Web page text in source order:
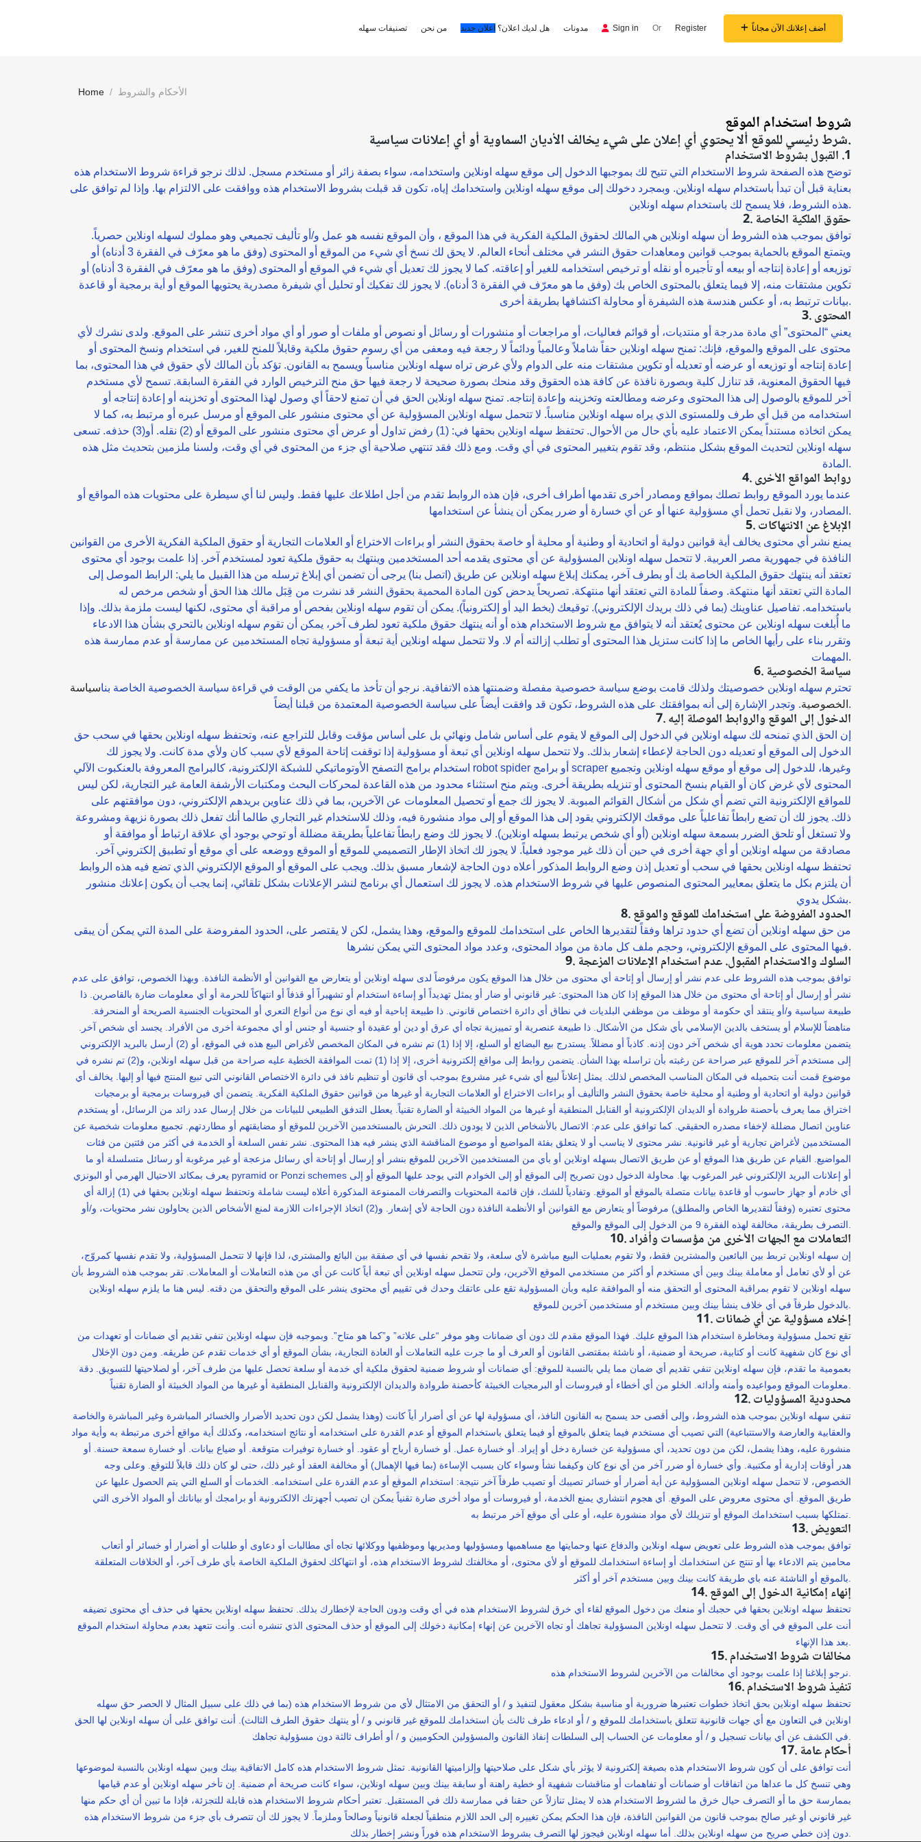
تصنيفات سهله من نحن هل لديك اعلان؟ اعلان جديد مدونات Sign in Or Register أضف إعلانك الآن مجاناً
Home الأحكام والشروط
شروط استخدام الموقع
شرط رئيسي للموقع ألا يحتوي أي إعلان على شيء يخالف الأديان السماوية أو أي إعلانات سياسية.
1. القبول بشروط الاستخدام
توضح هذه الصفحة شروط الاستخدام التي تتيح لك بموجبها الدخول إلى موقع سهله اونلاين واستخدامه، سواء بصفة زائر أو مستخدم مسجل. لذلك نرجو قراءة شروط الاستخدام هذه
بعناية قبل أن تبدأ باستخدام سهله اونلاين. وبمجرد دخولك إلى موقع سهله اونلاين واستخدامك إياه، تكون قد قبلت بشروط الاستخدام هذه ووافقت على الالتزام بها. وإذا لم توافق على
هذه الشروط، فلا يسمح لك باستخدام سهله اونلاين.
2. حقوق الملكية الخاصة
توافق بموجب هذه الشروط أن سهله اونلاين هي المالك لحقوق الملكية الفكرية في هذا الموقع ، وأن الموقع نفسه هو عمل و/أو تأليف تجميعي وهو مملوك لسهله اونلاين حصرياً.
ويتمتع الموقع بالحماية بموجب قوانين ومعاهدات حقوق النشر في مختلف أنحاء العالم. لا يحق لك نسخ أي شيء من الموقع أو المحتوى (وفق ما هو معرّف في الفقرة 3 أدناه) أو
توزيعه أو إعادة إنتاجه أو بيعه أو تأجيره أو نقله أو ترخيص استخدامه للغير أو إعاقته. كما لا يجوز لك تعديل أي شيء في الموقع أو المحتوى (وفق ما هو معرّف في الفقرة 3 أدناه) أو
تكوين مشتقات منه، إلا فيما يتعلق بالمحتوى الخاص بك (وفق ما هو معرّف في الفقرة 3 أدناه). لا يجوز لك تفكيك أو تحليل أي شيفرة مصدرية يحتويها الموقع أو أية برمجية أو قاعدة
بيانات ترتبط به، أو عكس هندسة هذه الشيفرة أو محاولة اكتشافها بطريقة أخرى.
3. المحتوى
يعني “المحتوى” أي مادة مدرجة أو منتديات، أو قوائم فعاليات، أو مراجعات أو منشورات أو رسائل أو نصوص أو ملفات أو صور أو أي مواد أخرى تنشر على الموقع. ولدى نشرك لأي
محتوى على الموقع والموقع، فإنك: تمنح سهله اونلاين حقاً شاملاً وعالمياً ودائماً لا رجعة فيه ومعفى من أي رسوم حقوق ملكية وقابلاً للمنح للغير، في استخدام ونسخ المحتوى أو
إعادة إنتاجه أو توزيعه أو عرضه أو تعديله أو تكوين مشتقات منه على الدوام ولأي غرض تراه سهله اونلاين مناسباً ويسمح به القانون. تؤكد بأن المالك لأي حقوق في هذا المحتوى، بما
فيها الحقوق المعنوية، قد تنازل كلية وبصورة نافذة عن كافة هذه الحقوق وقد منحك بصورة صحيحة لا رجعة فيها حق منح الترخيص الوارد في الفقرة السابقة. تسمح لأي مستخدم
آخر للموقع بالوصول إلى هذا المحتوى وعرضه ومطالعته وتخزينه وإعادة إنتاجه. تمنح سهله اونلاين الحق في أن تمنع لاحقاً أي وصول لهذا المحتوى أو تخزينه أو إعادة إنتاجه أو
استخدامه من قبل أي طرف وللمستوى الذي يراه سهله اونلاين مناسباً. لا تتحمل سهله اونلاين المسؤولية عن أي محتوى منشور على الموقع أو مرسل عبره أو مرتبط به، كما لا
يمكن اتخاذه مستنداً يمكن الاعتماد عليه بأي حال من الأحوال. تحتفظ سهله اونلاين بحقها في: (1) رفض تداول أو عرض أي محتوى منشور على الموقع أو (2) نقله. أو(3) حذفه. تسعى
سهله اونلاين لتحديث الموقع بشكل منتظم، وقد تقوم بتغيير المحتوى في أي وقت. ومع ذلك فقد تنتهي صلاحية أي جزء من المحتوى في أي وقت، ولسنا ملزمين بتحديث مثل هذه
المادة.
4. روابط المواقع الأخرى
عندما يورد الموقع روابط تصلك بمواقع ومصادر أخرى تقدمها أطراف أخرى، فإن هذه الروابط تقدم من أجل اطلاعك عليها فقط. وليس لنا أي سيطرة على محتويات هذه المواقع أو
المصادر، ولا نقبل تحمل أي مسؤولية عنها أو عن أي خسارة أو ضرر يمكن أن ينشأ عن استخدامها.
5. الإبلاغ عن الانتهاكات
يمنع نشر أي محتوى يخالف أية قوانين دولية أو اتحادية أو وطنية أو محلية أو خاصة بحقوق النشر أو براءات الاختراع أو العلامات التجارية أو حقوق الملكية الفكرية الأخرى من القوانين
النافذة في جمهورية مصر العربية. لا تتحمل سهله اونلاين المسؤولية عن أي محتوى يقدمه أحد المستخدمين وينتهك به حقوق ملكية تعود لمستخدم آخر. إذا علمت بوجود أي محتوى
تعتقد أنه ينتهك حقوق الملكية الخاصة بك أو بطرف آخر، يمكنك إبلاغ سهله اونلاين عن طريق (اتصل بنا) يرجى أن تضمن أي إبلاغ ترسله من هذا القبيل ما يلي: الرابط الموصل إلى
المادة التي تعتقد أنها منتهكة. وصفاً للمادة التي تعتقد أنها منتهكة. تصريحاً يدحض كون المادة المحمية بحقوق النشر قد نشرت من قِبَل مالك هذا الحق أو شخص مرخص له
باستخدامه. تفاصيل عناوينك (بما في ذلك بريدك الإلكتروني). توقيعك (بخط اليد أو إلكترونياً). يمكن أن تقوم سهله اونلاين بفحص أو مراقبة أي محتوى، لكنها ليست ملزمة بذلك. وإذا
ما أُبلغت سهله اونلاين عن محتوى يُعتقد أنه لا يتوافق مع شروط الاستخدام هذه أو أنه ينتهك حقوق ملكية تعود لطرف آخر، يمكن أن تقوم سهله اونلاين بالتحري بشأن هذا الادعاء
وتقرر بناء على رأيها الخاص ما إذا كانت ستزيل هذا المحتوى أو تطلب إزالته أم لا. ولا تتحمل سهله اونلاين أية تبعة أو مسؤولية تجاه المستخدمين عن ممارسة أو عدم ممارسة هذه
المهمات.
6. سياسة الخصوصية
تحترم سهله اونلاين خصوصيتك ولذلك قامت بوضع سياسة خصوصية مفصلة وضمنتها هذه الاتفاقية. نرجو أن تأخذ ما يكفي من الوقت في قراءة سياسة الخصوصية الخاصة بناسياسة
الخصوصية . وتجدر الإشارة إلى أنه بموافقتك على هذه الشروط، تكون قد وافقت أيضاً على سياسة الخصوصية المعتمدة من قبلنا أيضاً.
7. الدخول إلى الموقع والروابط الموصلة إليه
إن الحق الذي تمنحه لك سهله اونلاين في الدخول إلى الموقع لا يقوم على أساس شامل ونهائي بل على أساس مؤقت وقابل للتراجع عنه، وتحتفظ سهله اونلاين بحقها في سحب حق
الدخول إلى الموقع أو تعديله دون الحاجة لإعطاء إشعار بذلك. ولا تتحمل سهله اونلاين أي تبعة أو مسؤولية إذا توقفت إتاحة الموقع لأي سبب كان ولأي مدة كانت. ولا يجوز لك
استخدام برامج التصفح الأوتوماتيكي للشبكة الإلكترونية، كالبرامج المعروفة بالعنكبوت الآلي robot spider أو برامج scraper وغيرها، للدخول إلى موقع أو موقع سهله اونلاين وتجميع
المحتوى لأي غرض كان أو القيام بنسخ المحتوى أو تنزيله بطريقة أخرى. ويتم منح استثناء محدود من هذه القاعدة لمحركات البحث ومكتبات الأرشفة العامة غير التجارية، لكن ليس
للمواقع الإلكترونية التي تضم أي شكل من أشكال القوائم المبوبة. لا يجوز لك جمع أو تحصيل المعلومات عن الآخرين، بما في ذلك عناوين بريدهم الإلكتروني، دون موافقتهم على
ذلك. يجوز لك أن تضع رابطاً تفاعلياً على موقعك الإلكتروني يقود إلى هذا الموقع أو إلى مواد منشورة فيه، وذلك للاستخدام غير التجاري طالما أنك تفعل ذلك بصورة نزيهة ومشروعة
ولا تستغل أو تلحق الضرر بسمعة سهله اونلاين (أو أي شخص يرتبط بسهله اونلاين). لا يجوز لك وضع رابطاً تفاعلياً بطريقة مضللة أو توحي بوجود أي علاقة ارتباط أو موافقة أو
مصادقة من سهله اونلاين أو أي جهة أخرى في حين أن ذلك غير موجود فعلياً. لا يجوز لك اتخاذ الإطار التصميمي للموقع أو الموقع ووضعه على أي موقع أو تطبيق إلكتروني آخر.
تحتفظ سهله اونلاين بحقها في سحب أو تعديل إذن وضع الروابط المذكور أعلاه دون الحاجة لإشعار مسبق بذلك. ويجب على الموقع أو الموقع الإلكتروني الذي تضع فيه هذه الروابط
أن يلتزم بكل ما يتعلق بمعايير المحتوى المنصوص عليها في شروط الاستخدام هذه. لا يجوز لك استعمال أي برنامج لنشر الإعلانات بشكل تلقائي، إنما يجب أن يكون إعلانك منشور
بشكل يدوي.
8. الحدود المفروضة على استخدامك للموقع والموقع
من حق سهله اونلاين أن تضع أي حدود تراها وفقاً لتقديرها الخاص على استخدامك للموقع والموقع، وهذا يشمل، لكن لا يقتصر على، الحدود المفروضة على المدة التي يمكن أن يبقى
فيها المحتوى على الموقع الإلكتروني، وحجم ملف كل مادة من مواد المحتوى، وعدد مواد المحتوى التي يمكن نشرها.
9. السلوك والاستخدام المقبول. عدم استخدام الإعلانات المزعجة
توافق بموجب هذه الشروط على عدم نشر أو إرسال أو إتاحة أي محتوى من خلال هذا الموقع يكون مرفوضاً لدى سهله اونلاين أو يتعارض مع القوانين أو الأنظمة النافذة. وبهذا الخصوص، توافق على عدم
نشر أو إرسال أو إتاحة أي محتوى من خلال هذا الموقع إذا كان هذا المحتوى: غير قانوني أو ضار أو يمثل تهديداً أو إساءة استخدام أو تشهيراً أو قذفاً أو انتهاكاً للحرمة أو أي معلومات ضارة بالقاصرين. ذا
طبيعة سياسية و/أو ينتقد أي حكومة أو موظف من موظفي البلديات في نطاق أي دائرة اختصاص قانوني. ذا طبيعة إباحية أو فيه أي نوع من أنواع التعري أو المحتويات الجنسية الصريحة أو المنحرفة.
مناهضاً للإسلام أو يستخف بالدين الإسلامي بأي شكل من الأشكال. ذا طبيعة عنصرية أو تمييزية تجاه أي عرق أو دين أو عقيدة أو جنسية أو جنس أو أي مجموعة أخرى من الأفراد. يجسد أي شخص آخر.
يتضمن معلومات تحدد هوية أي شخص آخر دون إذنه. كاذباً أو مضللاً. يستدرج بيع البضائع أو السلع، إلا إذا (1) تم نشره في المكان المخصص لأغراض البيع هذه في الموقع، أو (2) أرسل بالبريد الإلكتروني
إلى مستخدم آخر للموقع عبر صراحة عن رغبته بأن تراسله بهذا الشأن. يتضمن روابط إلى مواقع إلكترونية أخرى، إلا إذا (1) تمت الموافقة الخطية عليه صراحة من قبل سهله اونلاين، و(2) تم نشره في
موضوع قمت أنت بتحميله في المكان المناسب المخصص لذلك. يمثل إعلاناً لبيع أي شيء غير مشروع بموجب أي قانون أو تنظيم نافذ في دائرة الاختصاص القانوني التي تبيع المنتج فيها أو إليها. يخالف أي
قوانين دولية أو اتحادية أو وطنية أو محلية خاصة بحقوق النشر والتأليف أو براءات الاختراع أو العلامات التجارية أو غيرها من قوانين حقوق الملكية الفكرية. يتضمن أي فيروسات برمجية أو برمجيات
اختراق مما يعرف بأحصنة طروادة أو الديدان الإلكترونية أو القنابل المنطقية أو غيرها من المواد الخبيثة أو الضارة تقنياً. يعطل التدفق الطبيعي للبيانات من خلال إرسال عدد زائد من الرسائل، أو يستخدم
عناوين اتصال مضللة لإخفاء مصدره الحقيقي. كما توافق على عدم: الاتصال بالأشخاص الذين لا يودون ذلك. التحرش بالمستخدمين الآخرين للموقع أو مضايقتهم أو مطاردتهم. تجميع معلومات شخصية عن
المستخدمين لأغراض تجارية أو غير قانونية. نشر محتوى لا يناسب أو لا يتعلق بفئة المواضيع أو موضوع المناقشة الذي ينشر فيه هذا المحتوى. نشر نفس السلعة أو الخدمة في أكثر من فئتين من فئات
المواضيع. القيام عن طريق هذا الموقع أو عن طريق الاتصال بسهله اونلاين أو بأي من المستخدمين الآخرين للموقع بنشر أو إرسال أو إتاحة أي رسائل مزعجة أو غير مرغوبة أو رسائل متسلسلة أو ما
يعرف بمكائد الاحتيال الهرمي أو البونزي pyramid or Ponzi schemes أو إعلانات البريد الإلكتروني غير المرغوب بها. محاولة الدخول دون تصريح إلى الموقع أو إلى الخوادم التي يوجد عليها الموقع أو إلى
أي خادم أو جهاز حاسوب أو قاعدة بيانات متصلة بالموقع أو الموقع. وتفادياً للشك، فإن قائمة المحتويات والتصرفات الممنوعة المذكورة أعلاه ليست شاملة وتحتفظ سهله اونلاين بحقها في (1) إزالة أي
محتوى تعتبره (وفقاً لتقديرها الخاص والمطلق) مرفوضاً أو يتعارض مع القوانين أو الأنظمة النافذة دون الحاجة لأي إشعار. و(2) اتخاذ الإجراءات اللازمة لمنع الأشخاص الذين يحاولون نشر محتويات، و/أو
10. التعاملات مع الجهات الأخرى من مؤسسات وأفراد
إن سهله اونلاين تربط بين البائعين والمشترين فقط، ولا تقوم بعمليات البيع مباشرة لأي سلعة، ولا تقحم نفسها في أي صفقة بين البائع والمشتري، لذا فإنها لا تتحمل المسؤولية، ولا تقدم نفسها كمروّج،
عن أو لأي تعامل أو معاملة بينك وبين أي مستخدم أو أكثر من مستخدمي الموقع الآخرين، ولن تتحمل سهله اونلاين أي تبعة أياً كانت عن أي من هذه التعاملات أو المعاملات. تقر بموجب هذه الشروط بأن
سهله اونلاين لا تقوم بمراقبة المحتوى أو التحقق منه أو الموافقة عليه وبأن المسؤولية تقع على عاتقك وحدك في تقييم أي محتوى ينشر على الموقع والتحقق من دقته. ليس هنا ما يلزم سهله اونلاين
11. إخلاء مسؤولية عن أي ضمانات
تقع تحمل مسؤولية ومخاطرة استخدام هذا الموقع عليك. فهذا الموقع مقدم لك دون أي ضمانات وهو موفر “على علاته” و”كما هو متاح”. وبموجبه فإن سهله اونلاين تنفي تقديم أي ضمانات أو تعهدات من
أي نوع كان شفهية كانت أو كتابية، صريحة أو ضمنية، أو ناشئة بمقتضى القانون أو العرف أو ما جرت عليه التعاملات أو العادة التجارية، بشأن الموقع أو أي خدمات تقدم عن طريقه. ومن دون الإخلال
بعمومية ما تقدم، فإن سهله اونلاين تنفي تقديم أي ضمان مما يلي بالنسبة للموقع: أي ضمانات أو شروط ضمنية لحقوق ملكية أي خدمة أو سلعة تحصل عليها من طرف آخر، أو لصلاحيتها للتسويق. دقة
12. محدودية المسؤوليات
تنفي سهله اونلاين بموجب هذه الشروط، وإلى أقصى حد يسمح به القانون النافذ، أي مسؤولية لها عن أي أضرار أياً كانت (وهذا يشمل لكن دون تحديد الأضرار والخسائر المباشرة وغير المباشرة والخاصة
والعقابية والعارضة والاستتباعية) التي تصيب أي مستخدم فيما يتعلق بالموقع أو فيما يتعلق باستخدام الموقع أو عدم القدرة على استخدامه أو نتائج استخدامه، وكذلك أية مواقع أخرى مرتبطة به وأية مواد
منشورة عليه، وهذا يشمل، لكن من دون تحديد، أي مسؤولية عن خسارة دخل أو إيراد. أو خسارة عمل. أو خسارة أرباح أو عقود. أو خسارة توفيرات متوقعة. أو ضياع بيانات. أو خسارة سمعة حسنة. أو
هدر أوقات إدارية أو مكتبية. وأي خسارة أو ضرر آخر من أي نوع كان وكيفما نشأ وسواء كان بسبب الإساءة (بما فيها الإهمال) أو مخالفة العقد أو غير ذلك، حتى لو كان ذلك قابلاً للتوقع. وعلى وجه
الخصوص، لا تتحمل سهله اونلاين المسؤولية عن أية أضرار أو خسائر تصيبك أو تصيب طرفاً آخر نتيجة: استخدام الموقع أو عدم القدرة على استخدامه. الخدمات أو السلع التي يتم الحصول عليها عن
طريق الموقع. أي محتوى معروض على الموقع. أي هجوم انتشاري يمنع الخدمة، أو فيروسات أو مواد أخرى ضارة تقنياً يمكن ان تصيب أجهزتك الالكترونية أو برامجك أو بياناتك أو المواد الأخرى التي
13. التعويض
توافق بموجب هذه الشروط على تعويض سهله اونلاين والدفاع عنها وحمايتها مع مساهميها ومسؤوليها ومديريها وموظفيها ووكلائها تجاه أي مطالبات أو دعاوى أو طلبات أو أضرار أو خسائر أو أتعاب
محامين يتم الادعاء بها أو تنتج عن استخدامك أو إساءة استخدامك للموقع أو لأي محتوى، أو مخالفتك لشروط الاستخدام هذه، أو انتهاكك لحقوق الملكية الخاصة بأي طرف آخر، أو الخلافات المتعلقة
14. إنهاء إمكانية الدخول إلى الموقع
تحتفظ سهله اونلاين بحقها في حجبك أو منعك من دخول الموقع لقاء أي خرق لشروط الاستخدام هذه في أي وقت ودون الحاجة لإخطارك بذلك. تحتفظ سهله اونلاين بحقها في حذف أي محتوى تضيفه
أنت على الموقع في أي وقت. لا تتحمل سهله اونلاين المسؤولية تجاهك أو تجاه الآخرين عن إنهاء إمكانية دخولك إلى الموقع أو حذف المحتوى الذي تنشره أنت. وأنت تتعهد بعدم محاولة استخدام الموقع
15. مخالفات شروط الاستخدام
16. تنفيذ شروط الاستخدام
تحتفظ سهله اونلاين بحق اتخاذ خطوات تعتبرها ضرورية أو مناسبة بشكل معقول لتنفيذ و / أو التحقق من الامتثال لأي من شروط الاستخدام هذه (بما في ذلك على سبيل المثال لا الحصر حق سهله
اونلاين في التعاون مع أي جهات قانونية تتعلق باستخدامك للموقع و / أو ادعاء طرف ثالث بأن استخدامك للموقع غير قانوني و / أو ينتهك حقوق الطرف الثالث). أنت توافق على أن سهله اونلاين لها الحق
17. أحكام عامة
أنت توافق على أن كون شروط الاستخدام هذه بصيغة إلكترونية لا يؤثر بأي شكل على صلاحيتها وإلزاميتها القانونية. تمثل شروط الاستخدام هذه كامل الاتفاقية بينك وبين سهله اونلاين بالنسبة لموضوعها
وهي تنسخ كل ما عداها من اتفاقات أو ضمانات أو تفاهمات أو مناقشات شفهية أو خطية راهنة أو سابقة بينك وبين سهله اونلاين، سواء كانت صريحة أم ضمنية. إن تأخر سهله اونلاين أو عدم قيامها
بممارسة حق ما أو التصرف حيال خرق ما لشروط الاستخدام هذه لا يمثل تنازلاً عن حقنا في ممارسة ذلك في المستقبل. تعتبر أحكام شروط الاستخدام هذه قابلة للتجزئة، فإذا ما تبين أن أي حكم منها
غير قانوني أو غير صالح بموجب قانون من القوانين النافذة، فإن هذا الحكم يمكن تغييره إلى الحد اللازم منطقياً لجعله قانونياً وصالحاً وملزماً. لا يجوز لك أن تتصرف بأي جزء من شروط الاستخدام هذه